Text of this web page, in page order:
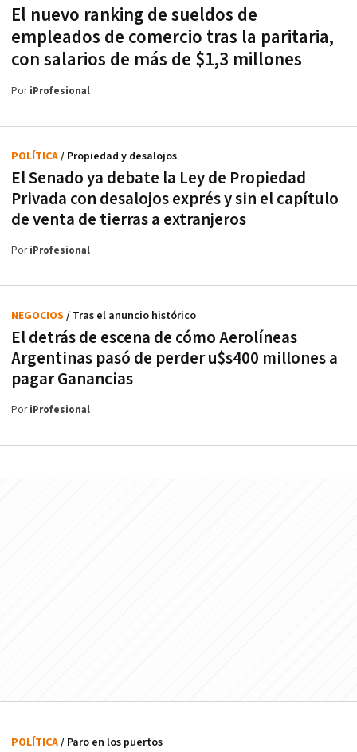
El nuevo ranking de sueldos de
empleados de comercio tras la paritaria,
con salarios de más de $1,3 millones
PoriProfesional
El Senado ya debate la Ley de Propiedad
Privada con desalojos exprés y sin el capítulo
de venta de tierras a extranjeros
POLÍTICA/ Propiedad y desalojos
PoriProfesional
El detrás de escena de cómo Aerolíneas
Argentinas pasó de perder u$s400 millones a
pagar Ganancias
NEGOCIOS / Tras el anuncio histórico
PoriProfesional
POLÍTICA/ Paro en los puertos